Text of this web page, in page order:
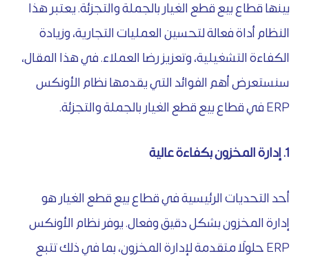
بينها قطاع بيع قطع الغيار بالجملة والتجزئة. يعتبر هذا
النظام أداة فعالة لتحسين العمليات التجارية، وزيادة
الكفاءة التشغيلية، وتعزيز رضا العملاء. في هذا المقال،
سنستعرض أهم الفوائد التي يقدمها نظام الأونكس
ERP في قطاع بيع قطع الغيار بالجملة والتجزئة.
1. إدارة المخزون بكفاءة عالية
أحد التحديات الرئيسية في قطاع بيع قطع الغيار هو
إدارة المخزون بشكل دقيق وفعال. يوفر نظام الأونكس
ERP حلولًا متقدمة لإدارة المخزون، بما في ذلك تتبع